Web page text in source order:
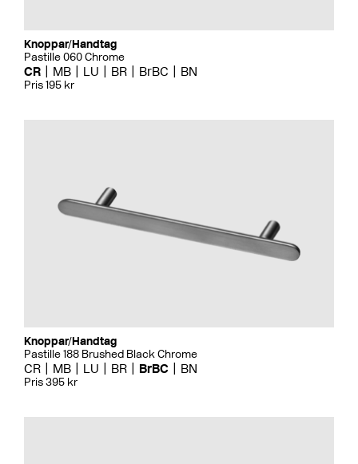
Knoppar/Handtag
Pastille 060 Chrome
CR MB LU BR BrBC BN
Pris 195 kr
Knoppar/Handtag
Pastille 188 Brushed Black Chrome
CR MB LU BR BrBC BN
Pris 395 kr